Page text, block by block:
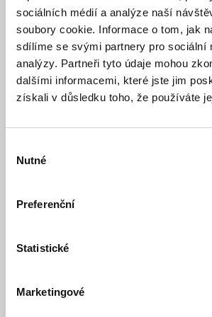
sociálních médií a analýze naší
soubory cookie. Informace o tom, jak
sdílíme se svými partnery pro sociální
analýzy. Partneři tyto údaje mohou
dalšími informacemi, které jste jim
získali v důsledku toho, že používáte
souhlasu
Nutné
Preferenční
Statistické
Marketingové
JA-198J Duální přívěšek LF-HF
Detail